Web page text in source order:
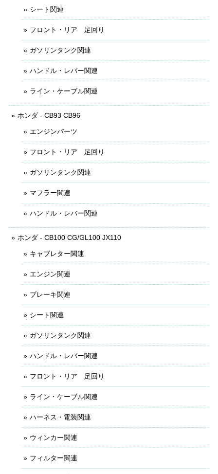
シート関連
フロント・リア 足回り
ガソリンタンク関連
ハンドル・レバー関連
ライン・ケーブル関連
ホンダ - CB93 CB96
エンジンパーツ
フロント・リア 足回り
ガソリンタンク関連
マフラー関連
ハンドル・レバー関連
ホンダ - CB100 CG/GL100 JX110
キャブレター関連
エンジン関連
ブレーキ関連
シート関連
ガソリンタンク関連
ハンドル・レバー関連
フロント・リア 足回り
ライン・ケーブル関連
ハーネス・電装関連
ウィンカー関連
フィルター関連